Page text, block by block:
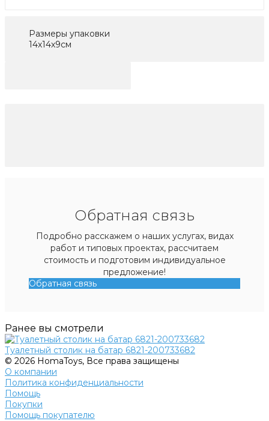
Размеры упаковки
14х14х9см
Обратная связь
Подробно расскажем о наших услугах, видах
работ и типовых проектах, рассчитаем
стоимость и подготовим индивидуальное
предложение!
Обратная связь
Ранее вы смотрели
Туалетный столик на батар 6821-200733682
© 2026 HomaToys, Все права защищены
О компании
Политика конфиденциальности
Помощь
Покупки
Помощь покупателю